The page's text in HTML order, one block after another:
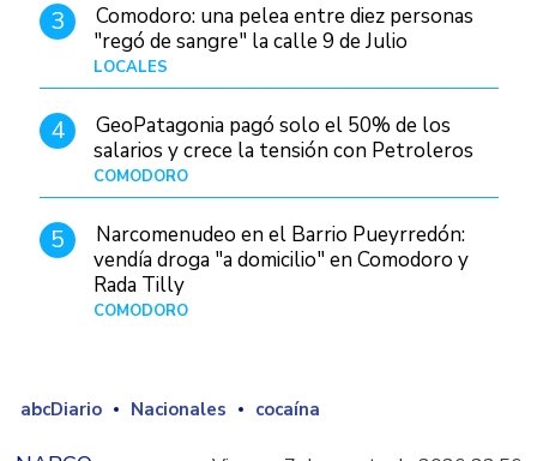
3
Comodoro: una pelea entre diez personas
"regó de sangre" la calle 9 de Julio
LOCALES
4
GeoPatagonia pagó solo el 50% de los
salarios y crece la tensión con Petroleros
COMODORO
5
Narcomenudeo en el Barrio Pueyrredón:
vendía droga "a domicilio" en Comodoro y
Rada Tilly
COMODORO
abcDiario Nacionales cocaína